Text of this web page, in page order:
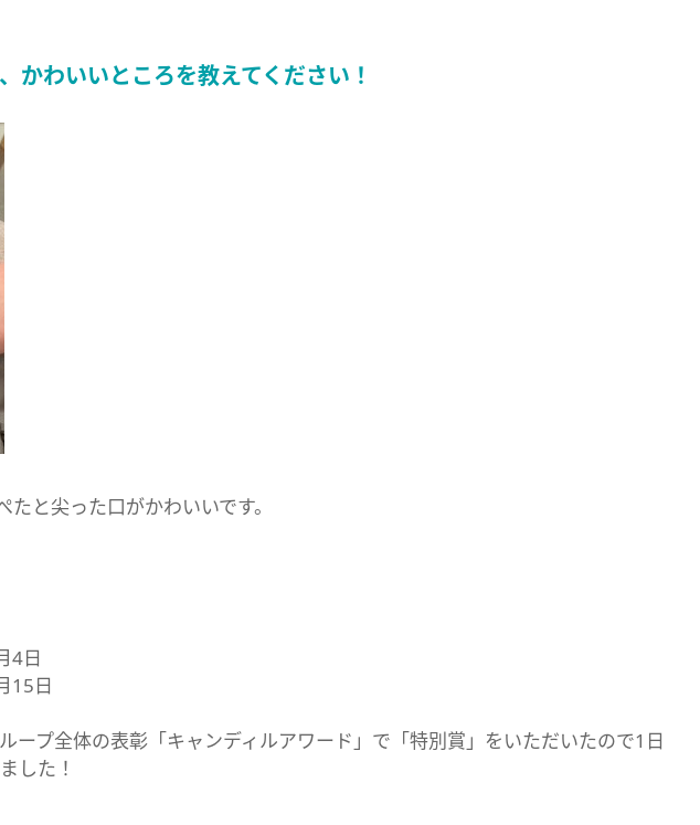
かわいいところを教えてください！
と尖った口がかわいいです。
4日
15日
ープ全体の表彰「キャンディルアワード」で「特別賞」をいただいたので1日
した！